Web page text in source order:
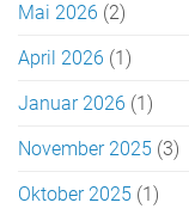
Mai 2026 (2)
April 2026 (1)
Januar 2026 (1)
November 2025 (3)
Oktober 2025 (1)